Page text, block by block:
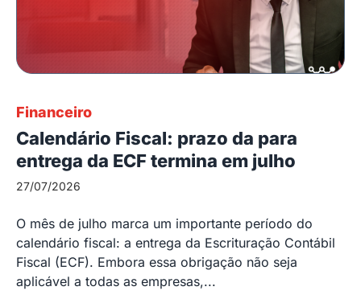
Financeiro
Calendário Fiscal: prazo da para
entrega da ECF termina em julho
27/07/2026
O mês de julho marca um importante período do
calendário fiscal: a entrega da Escrituração Contábil
Fiscal (ECF). Embora essa obrigação não seja
aplicável a todas as empresas,...